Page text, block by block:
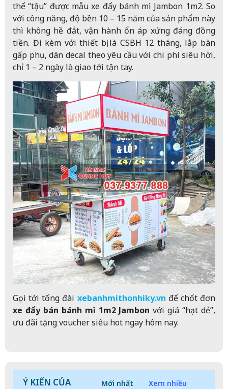
thể “tậu” được mẫu xe đẩy bánh mì Jambon 1m2. So
với công năng, độ bền 10 – 15 năm của sản phẩm này
thì không hề đắt, vận hành ổn áp xứng đáng đồng
tiền. Đi kèm với thiết bị là CSBH 12 tháng, lắp bàn
gấp phụ, dán decal theo yêu cầu với chi phí siêu hời,
chỉ 1 – 2 ngày là giao tới tận tay.
Gọi tới tổng đài xebanhmithonhiky.vn để chốt đơn
xe đẩy bán bánh mì 1m2 Jambonvới giá “hạt dẻ”,
ưu đãi tặng voucher siêu hot ngay hôm nay.
Ý KIẾN CỦA Mới nhất Xem nhiều